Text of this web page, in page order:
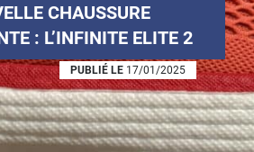
CHAUSSURE
: L’INFINITE ELITE 2
PUBLIÉ LE 17/01/2025